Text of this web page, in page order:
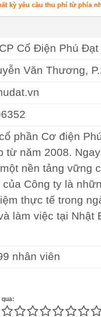
kỳ yêu cầu thu phí từ phía
Cổ Điện Phú Đạt
Văn Thương,
phần Cơ điện
từ năm 2008.
nền tảng vững
của Công ty là
thực tế trong
làm việc tại Nhật
nhân viên